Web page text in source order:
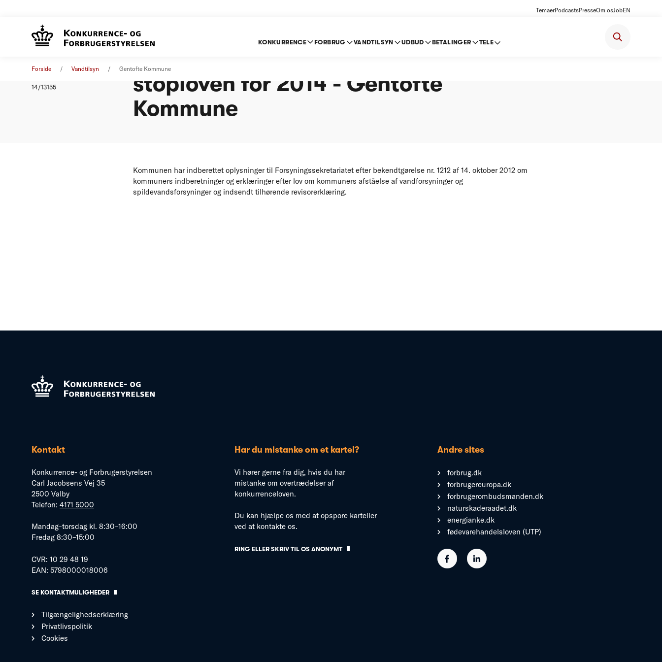
TemaerPodcastsPresseOm osJobEN
KONKURRENCE FORBRUG VANDTILSYN UDBUD BETALINGER TELE
Forside Vandtilsyn Gentofte Kommune
14/13155
stoploven for 2014 - Gentofte
Kommune
Kommunen har indberettet oplysninger til Forsyningssekretariatet efter bekendtgørelse nr. 1212 af 14. oktober 2012 om
kommuners indberetninger og erklæringer efter lov om kommuners afståelse af vandforsyninger og
spildevandsforsyninger og indsendt tilhørende revisorerklæring.
Kontakt
Konkurrence- og Forbrugerstyrelsen
Carl Jacobsens Vej 35
2500 Valby
Telefon: 4171 5000
Mandag–torsdag kl. 8:30–16:00
Fredag 8:30–15:00
CVR: 10 29 48 19
EAN: 5798000018006
SE KONTAKTMULIGHEDER
Tilgængelighedserklæring
Privatlivspolitik
Cookies
Har du mistanke om et kartel?
Vi hører gerne fra dig, hvis du har
mistanke om overtrædelser af
konkurrenceloven.
Du kan hjælpe os med at opspore karteller
ved at kontakte os.
RING ELLER SKRIV TIL OS ANONYMT
Andre sites
forbrug.dk
forbrugereuropa.dk
forbrugerombudsmanden.dk
naturskaderaadet.dk
energianke.dk
fødevarehandelsloven (UTP)